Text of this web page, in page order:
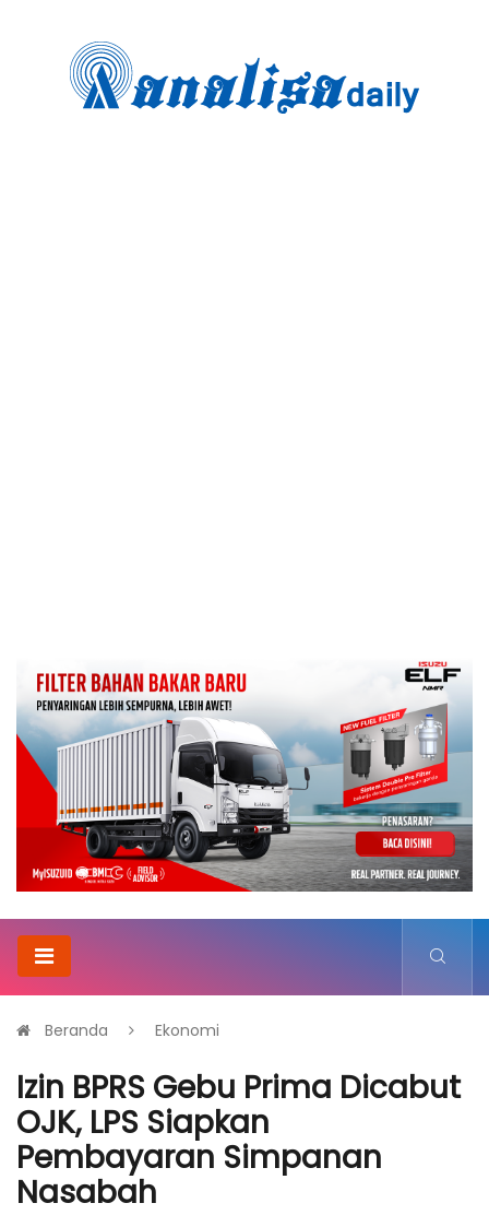
Beranda Ekonomi
Izin BPRS Gebu Prima Dicabut
OJK, LPS Siapkan
Pembayaran Simpanan
Nasabah